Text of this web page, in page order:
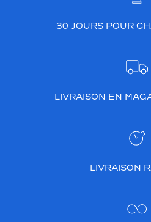
30 JOURS POUR
LIVRAISON EN
LIVRAISON